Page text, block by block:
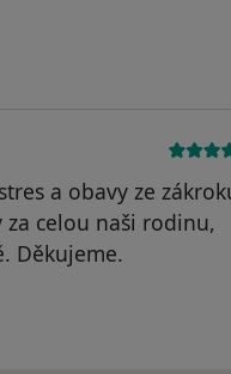
a obavy ze
celou naši rodinu,
Děkujeme.